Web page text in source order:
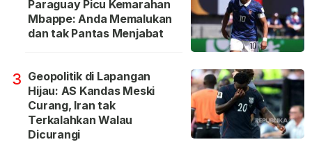
Paraguay Picu Kemarahan
Mbappe: Anda Memalukan
dan tak Pantas Menjabat
3 Geopolitik di Lapangan
Hijau: AS Kandas Meski
Curang, Iran tak
Terkalahkan Walau
Dicurangi